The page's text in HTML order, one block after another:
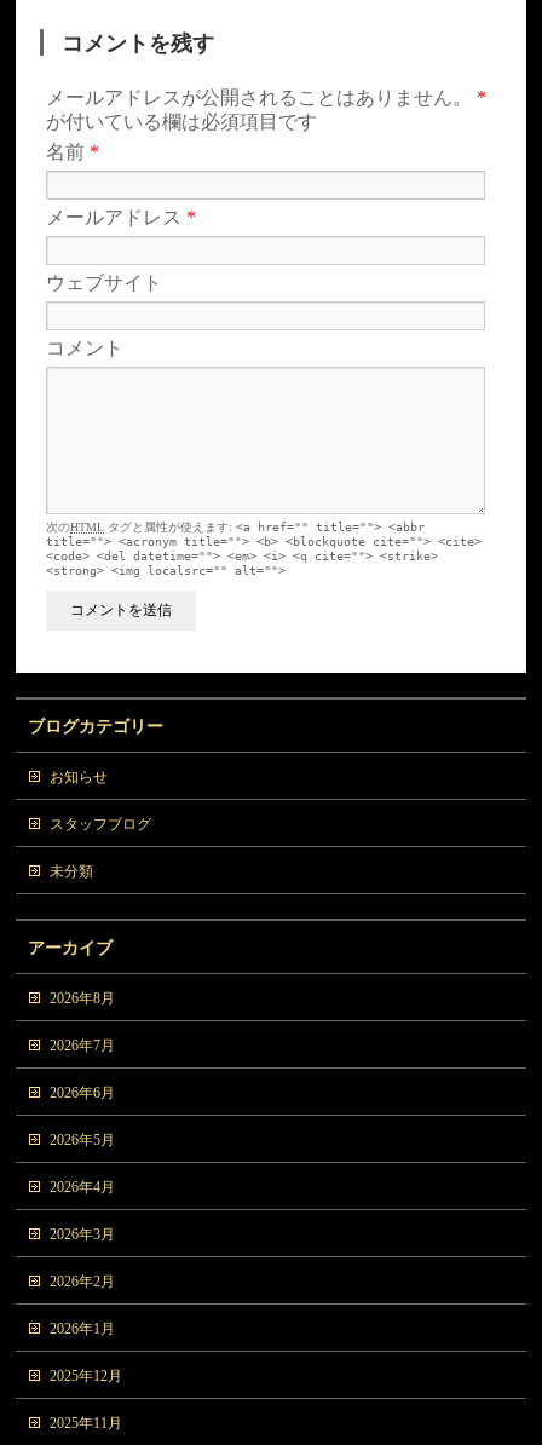
コメントを残す
メールアドレスが公開されることはありません。 *
が付いている欄は必須項目です
名前 *
メールアドレス *
ウェブサイト
コメント
次のHTML タグと属性が使えます:<a href="" title=""> <abbr
title=""> <acronym title=""> <b> <blockquote cite=""> <cite>
<code> <del datetime=""> <em> <i> <q cite=""> <strike>
<strong> <img localsrc="" alt="">
ブログカテゴリー
お知らせ
スタッフブログ
未分類
アーカイブ
2026年8月
2026年7月
2026年6月
2026年5月
2026年4月
2026年3月
2026年2月
2026年1月
2025年12月
2025年11月